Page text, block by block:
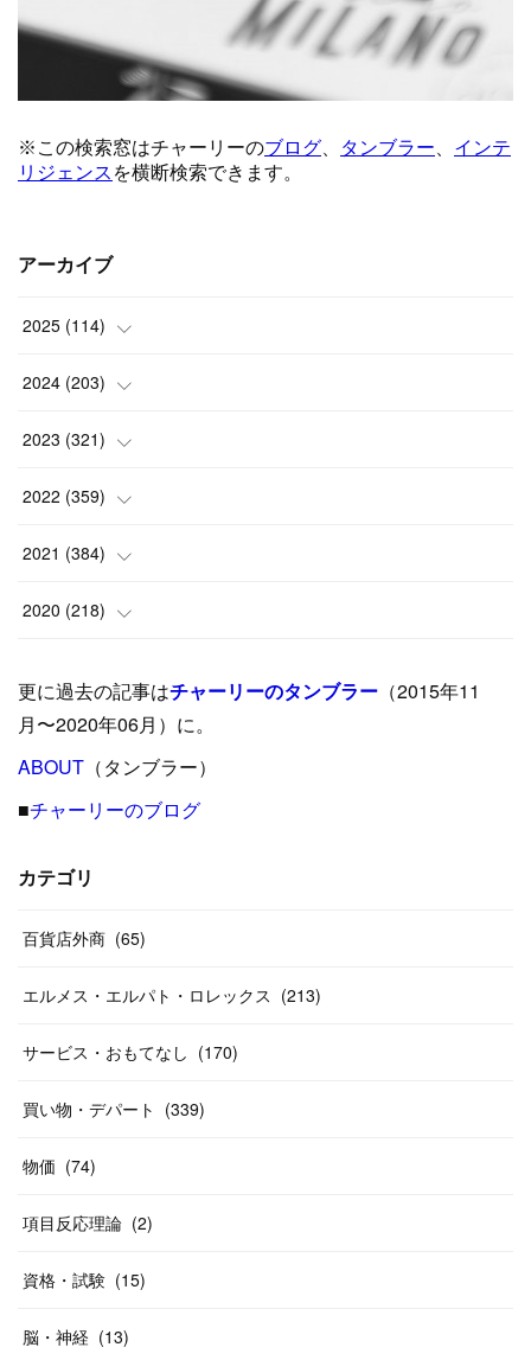
アーカイブ
2025 (114)
(1)
(8)
(6)
(9 )
( 5 )
( 15
(24)
(8 )
(17
(12)
2024 (203)
(24)
(10)
(18)
(17)
)
(12)
19)
(13
(14)
2023 (321)
(25)
(17)
(35)
(33 )
(26)
27)
(29
(24)
(26
2022 (359)
(42)
(37)
(31)
(31)
31
(26
(20)
(14
(46
2021 (384)
(9)
(39)
( 23)
40
(55
(38)
(20
(31
58)
10
2020 (218)
(24)
( 42)
(33
(46)
(20
更に過去の記事はチャーリーのタンブラー （2015年11
月〜2020年06月）に。
ABOUT （タンブラー）
■チャーリーのブログ
カテゴリ
百貨店外商 (65)
エルメス・エルパト・ロレックス (213)
サービス・おもてなし (170)
買い物・デパート (339)
物価 (74)
項目反応理論 (2)
資格・試験 (15)
脳・神経 (13)